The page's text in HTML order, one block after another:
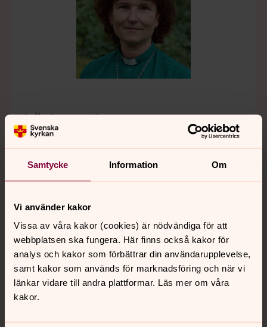
Samtycke Information Om
Vi använder kakor
Vissa av våra kakor (cookies) är nödvändiga för att
webbplatsen ska fungera. Här finns också kakor för
analys och kakor som förbättrar din användarupplevelse,
samt kakor som används för marknadsföring och när vi
länkar vidare till andra plattformar. Läs mer om våra
kakor.
Julia Isomettä
Diakon, Stora Sköndals kyrka, Farsta församling
E-post:julia.isometta@svenskakyrkan.se